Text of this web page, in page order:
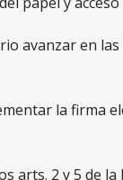
avanzar en
la firma
arts. 2 y 5 de